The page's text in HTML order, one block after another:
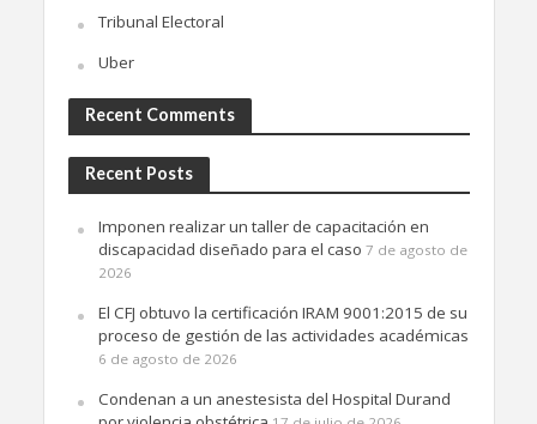
Tribunal Electoral
Uber
Recent Comments
Recent Posts
Imponen realizar un taller de capacitación en
discapacidad diseñado para el caso 7 de agosto de
2026
El CFJ obtuvo la certificación IRAM 9001:2015 de su
proceso de gestión de las actividades académicas
6 de agosto de 2026
Condenan a un anestesista del Hospital Durand